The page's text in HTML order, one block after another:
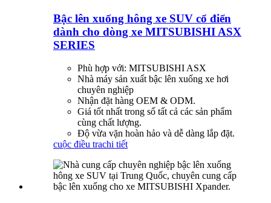
Bậc lên xuống hông xe SUV cổ điển
dành cho dòng xe MITSUBISHI ASX
SERIES
Phù hợp với: MITSUBISHI ASX
Nhà máy sản xuất bậc lên xuống xe hơi
chuyên nghiệp
Nhận đặt hàng OEM & ODM.
Giá tốt nhất trong số tất cả các sản phẩm
cùng chất lượng.
Độ vừa vặn hoàn hảo và dễ dàng lắp đặt.
cuộc điều trachi tiết